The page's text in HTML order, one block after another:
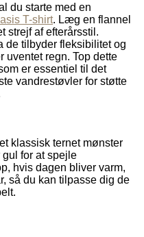
du starte med en
T-shirt. Læg en flannel
strejf af efterårsstil.
de tilbyder fleksibilitet og
uventet regn. Top dette
er essentiel til det
vandrestøvler for støtte
klassisk ternet mønster
for at spejle
hvis dagen bliver varm,
så du kan tilpasse dig de